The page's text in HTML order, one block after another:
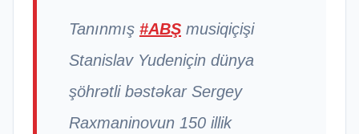
Tanınmış #ABŞ musiqiçişi
Stanislav Yudeniçin dünya
şöhrətli bəstəkar Sergey
Raxmaninovun 150 illik